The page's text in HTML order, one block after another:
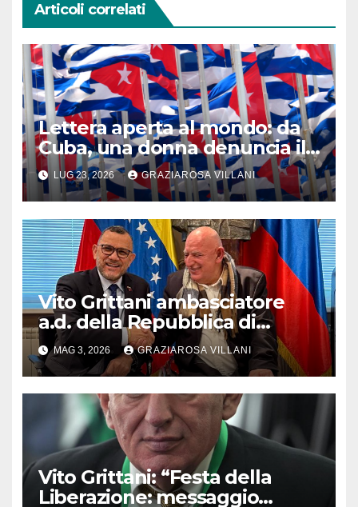
Articoli correlati
Lettera aperta al mondo: da
Cuba, una donna denuncia il
crimine che nessuno vuole
vedere
LUG 23, 2026 GRAZIAROSA VILLANI
Vito Grittani ambasciatore
a.d. della Repubblica di
Abcasia incontra a Mosca
l’ambasciatore venezuelano
Jesús Rafael Salazar
Velasquez
MAG 3, 2026 GRAZIAROSA VILLANI
Vito Grittani: “Festa della
Liberazione: messaggio